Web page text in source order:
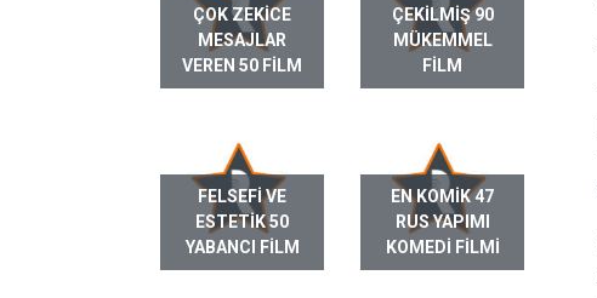
ÇOK ZEKICE
MESAJLAR
VEREN 50 FILM
ÇEKILMIŞ 90
MÜKEMMEL
FILM
FELSEFI VE
ESTETIK 50
YABANCI FILM
EN KOMIK 47
RUS YAPIMI
KOMEDI FILMI